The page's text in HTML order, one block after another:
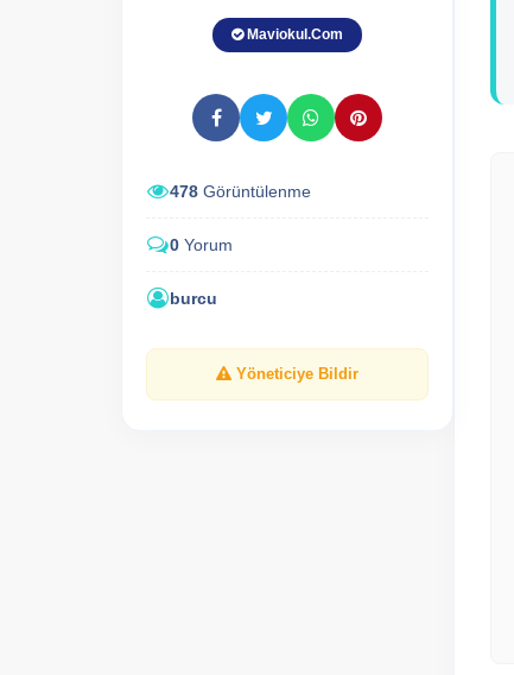
Maviokul.Com
478 Görüntülenme
0 Yorum
burcu
Yöneticiye Bildir